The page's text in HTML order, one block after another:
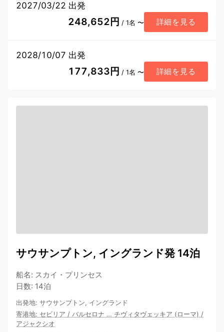
2027/03/22 出発
248,652円 / 1名 〜 詳細を見る
2028/10/07 出発
177,833円 / 1名 〜 詳細を見る
サウサンプトン, イングランド発 14泊
船名: スカイ・プリンセス
日数: 14泊
出発地: サウサンプトン, イングランド
寄港地: セビリア / バルセロナ … チヴィタヴェッキア (ローマ) /
アジャクシオ